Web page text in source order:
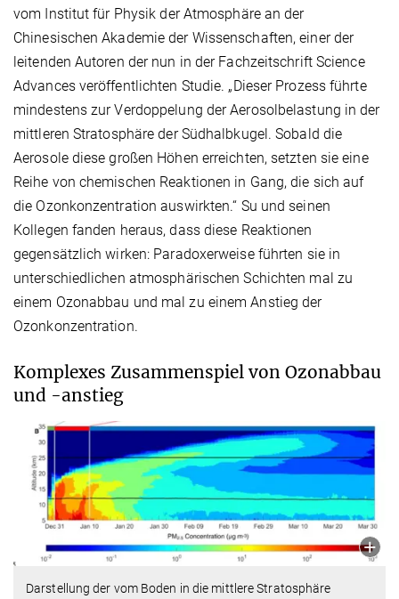
vom Institut für Physik der Atmosphäre an der
Chinesischen Akademie der Wissenschaften, einer der
leitenden Autoren der nun in der Fachzeitschrift Science
Advances veröffentlichten Studie. „Dieser Prozess führte
mindestens zur Verdoppelung der Aerosolbelastung in der
mittleren Stratosphäre der Südhalbkugel. Sobald die
Aerosole diese großen Höhen erreichten, setzten sie eine
Reihe von chemischen Reaktionen in Gang, die sich auf
die Ozonkonzentration auswirkten.“ Su und seinen
Kollegen fanden heraus, dass diese Reaktionen
gegensätzlich wirken: Paradoxerweise führten sie in
unterschiedlichen atmosphärischen Schichten mal zu
einem Ozonabbau und mal zu einem Anstieg der
Ozonkonzentration.
Komplexes Zusammenspiel von Ozonabbau
und -anstieg
Darstellung der vom Boden in die mittlere Stratosphäre